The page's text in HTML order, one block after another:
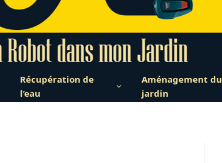
Récupération de
l’eau
Aménagement du
jardin